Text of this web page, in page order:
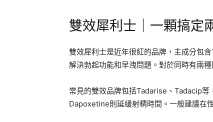
雙效犀利士｜一顆搞定
雙效犀利士是近年很紅的品牌，主成分包
解決勃起功能和早洩問題。對於同時有兩
常見的雙效品牌包括Tadarise、Tadacip等
Dapoxetine則延緩射精時間。一般建議在